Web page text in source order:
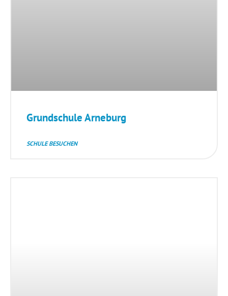
Grundschule Arneburg
SCHULE BESUCHEN